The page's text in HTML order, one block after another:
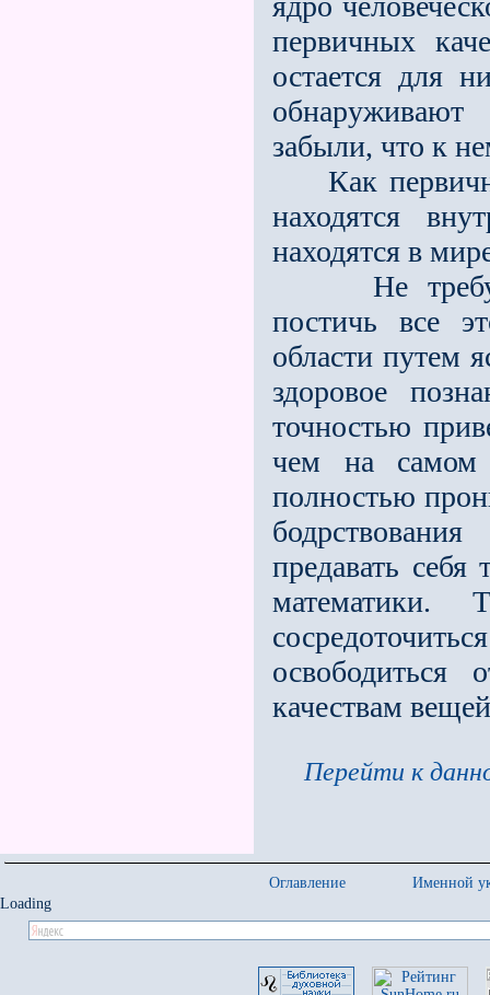
первичных
остается для
забыли, что к
Как
находятся
находятся в
Не
постичь все
области путем
здоровое
точностью
чем на самом
полностью
предавать
качествам
Перейти к
Оглавление
Именной
Loading